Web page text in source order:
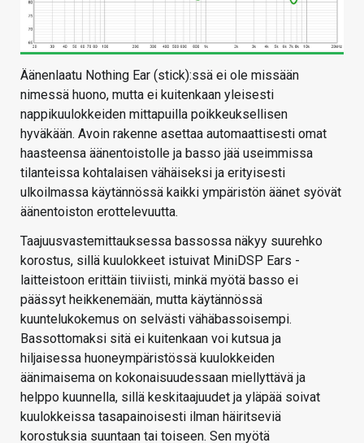
Äänenlaatu Nothing Ear (stick):ssä ei ole missään
nimessä huono, mutta ei kuitenkaan yleisesti
nappikuulokkeiden mittapuilla poikkeuksellisen
hyväkään. Avoin rakenne asettaa automaattisesti omat
haasteensa äänentoistolle ja basso jää useimmissa
tilanteissa kohtalaisen vähäiseksi ja erityisesti
ulkoilmassa käytännössä kaikki ympäristön äänet syövät
äänentoiston erottelevuutta.
Taajuusvastemittauksessa bassossa näkyy suurehko
korostus, sillä kuulokkeet istuivat MiniDSP Ears -
laitteistoon erittäin tiiviisti, minkä myötä basso ei
päässyt heikkenemään, mutta käytännössä
kuuntelukokemus on selvästi vähäbassoisempi.
Bassottomaksi sitä ei kuitenkaan voi kutsua ja
hiljaisessa huoneympäristössä kuulokkeiden
äänimaisema on kokonaisuudessaan miellyttävä ja
helppo kuunnella, sillä keskitaajuudet ja yläpää soivat
kuulokkeissa tasapainoisesti ilman häiritseviä
korostuksia suuntaan tai toiseen. Sen myötä